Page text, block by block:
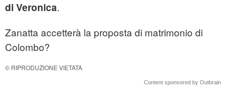
di Veronica.
Zanatta accetterà la proposta di matrimonio di
Colombo?
© RIPRODUZIONE VIETATA
Content sponsored by Outbrain